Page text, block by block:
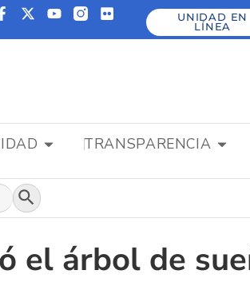
UNIDAD EN
LÍNEA
TRANSPARENCIA
Botón de búsqueda
el árbol de